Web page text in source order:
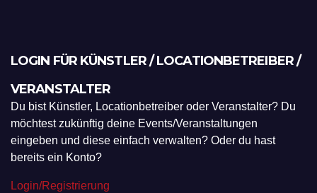
LOGIN FÜR KÜNSTLER / LOCATIONBETREIBER /
VERANSTALTER
Du bist Künstler, Locationbetreiber oder Veranstalter? Du
möchtest zukünftig deine Events/Veranstaltungen
eingeben und diese einfach verwalten? Oder du hast
bereits ein Konto?
Login/Registrierung